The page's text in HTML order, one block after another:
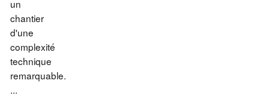
un
chantier
d'une
complexité
technique
remarquable.
...